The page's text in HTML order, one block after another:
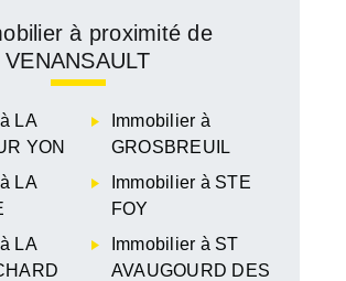
(contacter
à proximité de
VENANSAULT
LA
YON
Immobilier à
GROSBREUIL
LA
Immobilier à STE
FOY
LA
Immobilier à ST
AVAUGOURD DES